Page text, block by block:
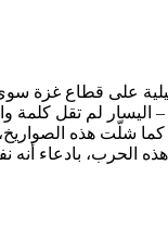
على قطاع
شلّت هذه
الحرب، بادعاء أنه